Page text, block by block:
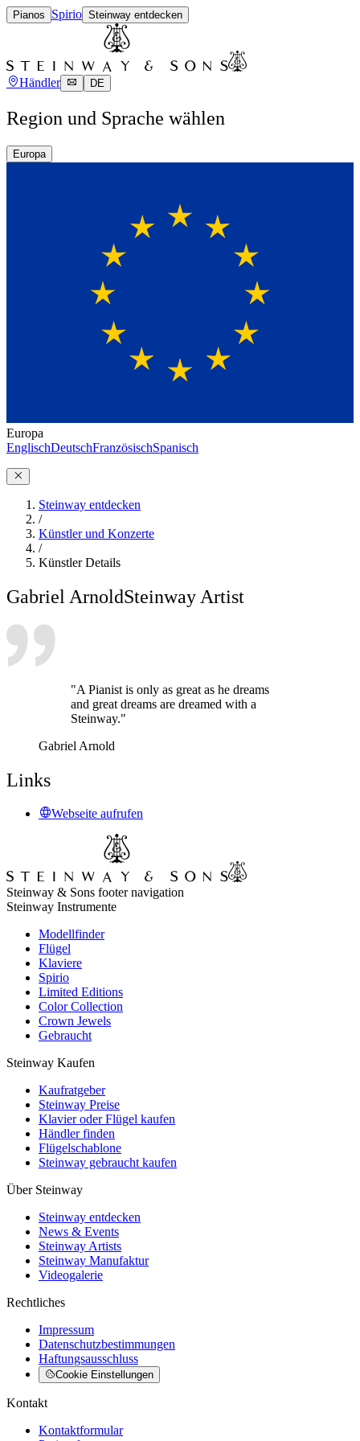
Pianos Spirio Steinway entdecken
Händler DE
Region und Sprache wählen
Europa
Europa
EnglischDeutschFranzösischSpanisch
Steinway entdecken
/
Künstler und Konzerte
/
Künstler Details
Gabriel ArnoldSteinway Artist
"A Pianist is only as great as he dreams
and great dreams are dreamed with a
Steinway."
Gabriel Arnold
Links
Webseite aufrufen
Steinway & Sons footer navigation
Steinway Instrumente
Modellfinder
Flügel
Klaviere
Spirio
Limited Editions
Color Collection
Crown Jewels
Gebraucht
Steinway Kaufen
Kaufratgeber
Steinway Preise
Klavier oder Flügel kaufen
Händler finden
Flügelschablone
Steinway gebraucht kaufen
Über Steinway
Steinway entdecken
News & Events
Steinway Artists
Steinway Manufaktur
Videogalerie
Rechtliches
Impressum
Datenschutzbestimmungen
Haftungsausschluss
Cookie Einstellungen
Kontakt
Kontaktformular